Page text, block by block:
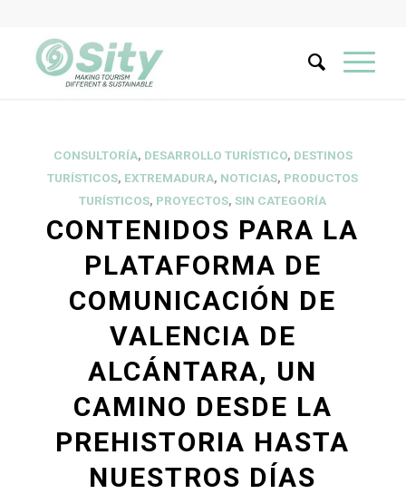
CONSULTORÍA, DESARROLLO TURÍSTICO, DESTINOS
TURÍSTICOS, EXTREMADURA, NOTICIAS, PRODUCTOS
TURÍSTICOS, PROYECTOS,SIN CATEGORÍA
CONTENIDOS PARA LA
PLATAFORMA DE
COMUNICACIÓN DE
VALENCIA DE
ALCÁNTARA, UN
CAMINO DESDE LA
PREHISTORIA HASTA
NUESTROS DÍAS